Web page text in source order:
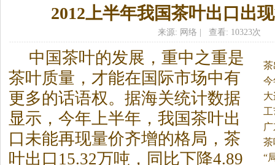
2012上半年我国茶叶出口出
来源: 网络 | 查看: 10323次
万
单
“
中国茶叶的发展，重中之重是
茶叶质量，才能在国际市场中有
更多的话语权。 据海关统计数据
显示，今年上半年，我国茶叶出
口未能再现量价齐增的格局，茶
叶出口15.32万吨，同比下降4.89